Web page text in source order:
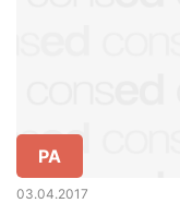
PA
03.04.2017